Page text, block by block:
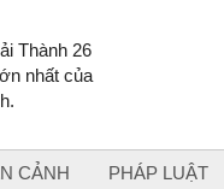
Thành 26
nhất của
CẢNH PHÁP LUẬT